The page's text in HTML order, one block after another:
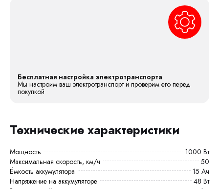
Бесплатная настройка электротранспорта
Мы настроим ваш электротранспорт и проверим его перед
покупкой
Технические характеристики
Мощность
1000 Вт
Максимальная скорость, км/ч
50
Ёмкость аккумулятора
15 Ач
Напряжение на аккумуляторе
48 Вт